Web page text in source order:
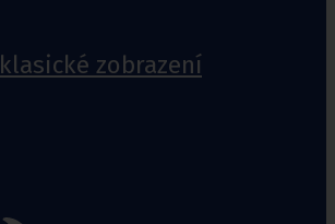
zobrazení